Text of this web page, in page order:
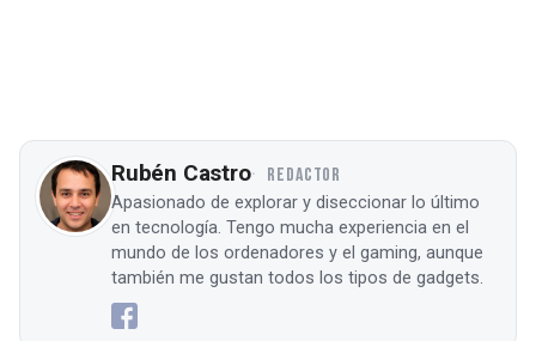
Rubén Castro REDACTOR
Apasionado de explorar y diseccionar lo último
en tecnología. Tengo mucha experiencia en el
mundo de los ordenadores y el gaming, aunque
también me gustan todos los tipos de gadgets.